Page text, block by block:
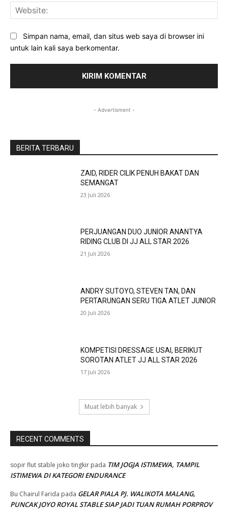
Simpan nama, email, dan situs web saya di browser ini
untuk lain kali saya berkomentar.
- Advertisment -
BERITA TERBARU
ZAID, RIDER CILIK PENUH BAKAT DAN
SEMANGAT
23 Juli 2026
PERJUANGAN DUO JUNIOR ANANTYA
RIDING CLUB DI JJ ALL STAR 2026
21 Juli 2026
ANDRY SUTOYO, STEVEN TAN, DAN
PERTARUNGAN SERU TIGA ATLET JUNIOR
20 Juli 2026
KOMPETISI DRESSAGE USAI, BERIKUT
SOROTAN ATLET JJ ALL STAR 2026
17 Juli 2026
Muat lebih banyak
RECENT COMMENTS
sopir flut stable joko tingkir pada TIM JOGJA ISTIMEWA, TAMPIL
ISTIMEWA DI KATEGORI ENDURANCE
Bu Chairul Farida pada GELAR PIALA PJ. WALIKOTA MALANG,
PUNCAK JOYO ROYAL STABLE SIAP JADI TUAN RUMAH PORPROV